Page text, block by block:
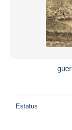
Estatus